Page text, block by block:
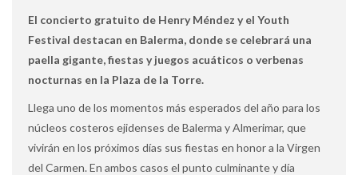
El concierto gratuito de Henry Méndez y el Youth
Festival destacan en Balerma, donde se celebrará una
paella gigante, fiestas y juegos acuáticos o verbenas
nocturnas en la Plaza de la Torre.
Llega uno de los momentos más esperados del año para los
núcleos costeros ejidenses de Balerma y Almerimar, que
vivirán en los próximos días sus fiestas en honor a la Virgen
del Carmen. En ambos casos el punto culminante y día